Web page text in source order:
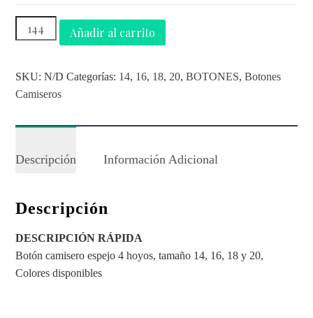
Añadir al carrito
SKU:N/D Categorías: 14, 16, 18, 20,BOTONES,Botones
Camiseros
Descripción Información Adicional
Descripción
DESCRIPCIÓN RÁPIDA
Botón camisero espejo 4 hoyos, tamaño 14, 16, 18 y 20,
Colores disponibles